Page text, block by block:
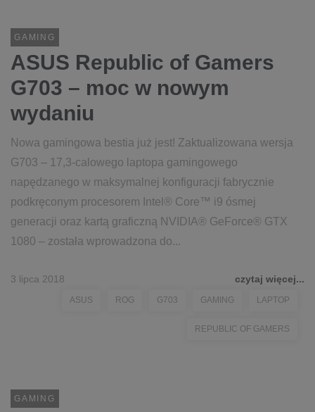
GAMING
ASUS Republic of Gamers
G703 – moc w nowym
wydaniu
Nowa gamingowa bestia już jest! Zaktualizowana wersja
G703 – 17,3-calowego laptopa gamingowego
napędzanego w maksymalnej konfiguracji fabrycznie
podkręconym procesorem Intel® Core™ i9 ósmej
generacji oraz kartą graficzną NVIDIA® GeForce® GTX
1080 – została wprowadzona do...
3 lipca 2018 czytaj więcej...
ASUS ROG G703 GAMING LAPTOP
REPUBLIC OF GAMERS
GAMING